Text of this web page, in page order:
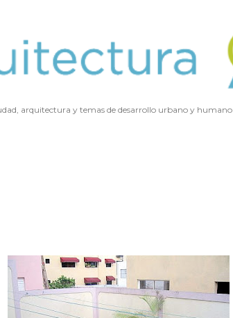
arquitectura y temas de desarrollo urbano y humano